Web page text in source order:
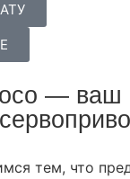
— ваш
тем, что